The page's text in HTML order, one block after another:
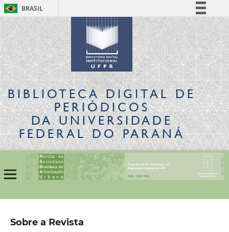
BRASIL
Simplifique!
Comunica BR
Participe
Acesso à informação
Legislação
Canais
BIBLIOTECA DIGITALDE
PERIÓDICOS
DA UNIVERSIDADE
FEDERAL DO PARANÁ
Sobre a Revista